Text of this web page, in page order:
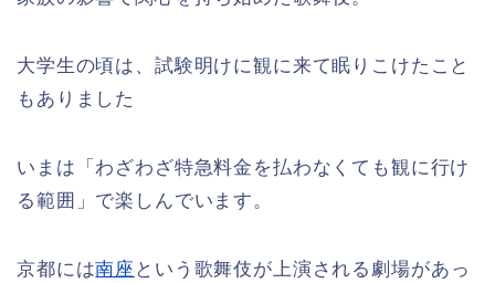
大学生の頃は、試験明けに観に来て眠りこけたこと
もありました
いまは「わざわざ特急料金を払わなくても観に行け
る範囲」で楽しんでいます。
京都には南座 という歌舞伎が上演される劇場があっ